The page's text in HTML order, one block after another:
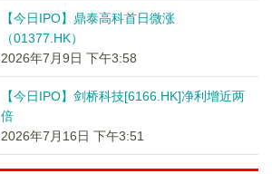
【今日IPO】鼎泰高科首日微涨
（01377.HK）
2026年7月9日 下午3:58
【今日IPO】剑桥科技[6166.HK]净利增近两
倍
2026年7月16日 下午3:51